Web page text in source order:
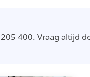
400. Vraag altijd